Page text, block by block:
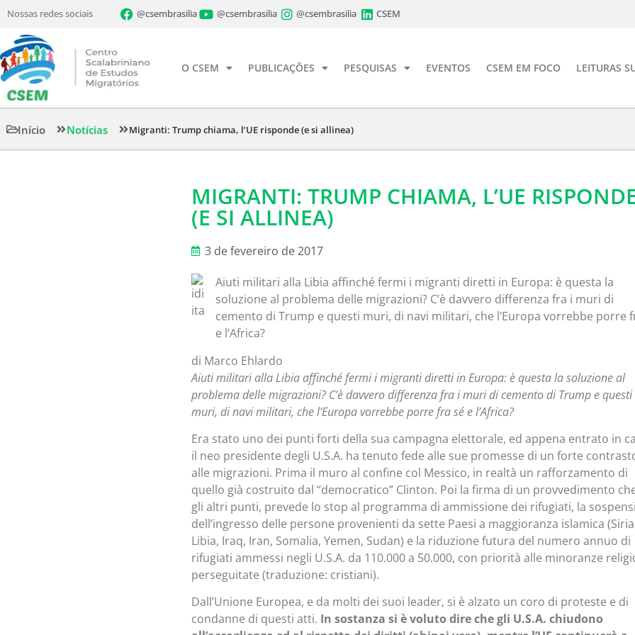
Nossas redes sociais @csembrasilia @csembrasilia @csembrasilia CSEM
O CSEM PUBLICAÇÕES PESQUISAS EVENTOS CSEM EM FOCO LEITURAS
Início Notícias Migranti: Trump chiama, l’UE risponde (e si allinea)
MIGRANTI: TRUMP CHIAMA, L’UE
(E SI ALLINEA)
3 de fevereiro de 2017
Aiuti militari alla Libia affinché fermi i migranti diretti in Europa: è questa la
soluzione al problema delle migrazioni? C’è davvero differenza fra i muri di
cemento di Trump e questi muri, di navi militari, che l’Europa vorrebbe porre
e l’Africa?
di Marco Ehlardo
Aiuti militari alla Libia affinché fermi i migranti diretti in Europa: è questa la soluzione al
problema delle migrazioni? C’è davvero differenza fra i muri di cemento di Trump e questi
muri, di navi militari, che l’Europa vorrebbe porre fra sé e l’Africa?
Era stato uno dei punti forti della sua campagna elettorale, ed appena entrato in
il neo presidente degli U.S.A. ha tenuto fede alle sue promesse di un forte
alle migrazioni. Prima il muro al confine col Messico, in realtà un rafforzamento di
quello già costruito dal “democratico” Clinton. Poi la firma di un provvedimento
gli altri punti, prevede lo stop al programma di ammissione dei rifugiati, la
dell’ingresso delle persone provenienti da sette Paesi a maggioranza islamica
Libia, Iraq, Iran, Somalia, Yemen, Sudan) e la riduzione futura del numero annuo di
rifugiati ammessi negli U.S.A. da 110.000 a 50.000, con priorità alle minoranze
perseguitate (traduzione: cristiani).
Dall’Unione Europea, e da molti dei suoi leader, si è alzato un coro di proteste e di
condanne di questi atti. In sostanza si è voluto dire che gli U.S.A. chiudono